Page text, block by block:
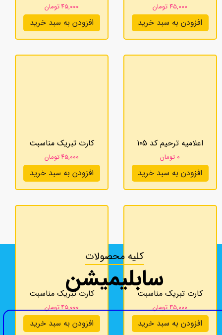
۴۵,۰۰۰ تومان
افزودن به سبد خرید
۴۵,۰۰۰ تومان
افزودن به سبد خرید
اعلامیه ترحیم کد 105
۰ تومان
افزودن به سبد خرید
کارت تبریک مناسبت
۴۵,۰۰۰ تومان
افزودن به سبد خرید
کارت تبریک مناسبت
۴۵,۰۰۰ تومان
افزودن به سبد خرید
کارت تبریک مناسبت
۴۵,۰۰۰ تومان
افزودن به سبد خرید
سابلیمیشن
کلیه محصولات